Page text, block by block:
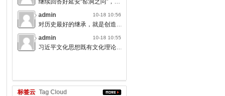
继续回答好延安“窑洞之问”，书写无愧于人民的时代答卷。
admin
10-18 10:56
对历史最好的继承，就是创造新的历史；对人类文明最大的礼敬，就是创造人类文明新形态。
admin
10-18 10:55
习近平文化思想既有文化理论观点上的创新和突破，又有文化工作布局上的部署要求，标志着我们党对中国特色社会主义文化建设规律的认识达到了新高度，表明我们党的历史自信、文化自信达到了新高度。
标签云 Tag Cloud